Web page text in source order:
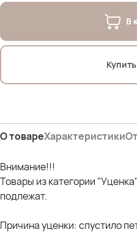
В
О товареХарактеристики
Внимание!!!
Товары из категории
подлежат.
Причина уценки: спустило